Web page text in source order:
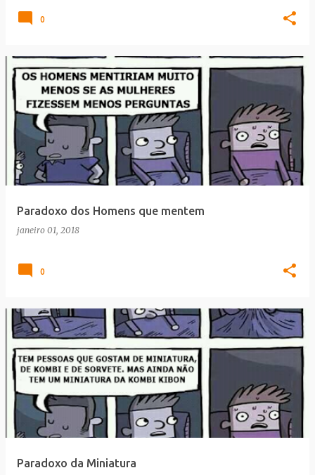
0
Paradoxo dos Homens que mentem
janeiro 01, 2018
0
Paradoxo da Miniatura